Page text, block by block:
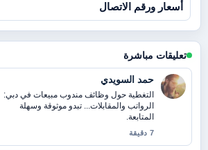
أسعار ورقم الاتصال
تعليقات مباشرة
حمد السويدي
التغطية حول وظائف مندوب مبيعات في دبي:
الرواتب والمقابلات... تبدو موثوقة وسهلة
المتابعة.
7 دقيقة